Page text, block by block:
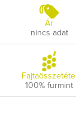
Ár
nincs adat
Fajtaösszetétel
100% furmint